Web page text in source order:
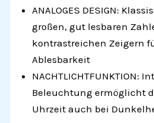
ANALOGES DESIGN:
großen, gut lesbaren
kontrastreichen Zeigern
Ablesbarkeit
NACHTLICHTFUNKTION:
Beleuchtung ermöglicht
Uhrzeit auch bei